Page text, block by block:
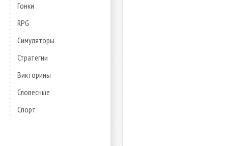
Гонки
RPG
Симуляторы
Стратегии
Викторины
Словесные
Спорт